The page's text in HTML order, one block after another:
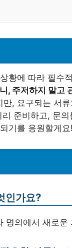
황에 따라 필수
, 주저하지 말고
, 요구되는 서
준비하고, 문
기를 응원할게요!
인가요?
명의에서 새로